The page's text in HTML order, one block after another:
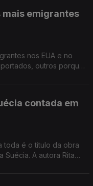
mais emigrantes
nos EUA e no
outros porque
contada em
toda é o titulo da obra